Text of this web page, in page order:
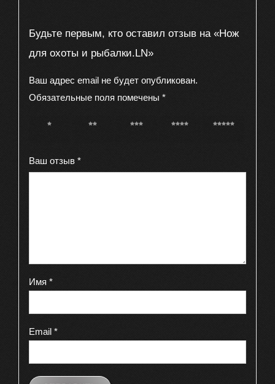
Будьте первым, кто оставил отзыв на «Нож
для охоты и рыбалки.LN»
Ваш адрес email не будет опубликован.
Обязательные поля помечены *
1 из 5
2 из 5
3 из 5
4 из 5
5 из 5
Ваш отзыв *
Имя *
Email *